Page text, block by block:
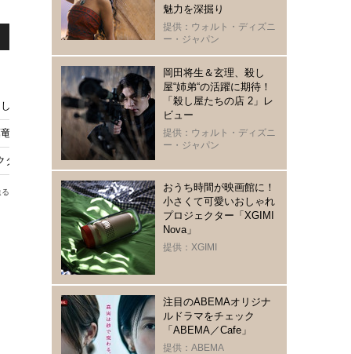
て、そして親として」
也らも「2025年 エランドール賞」
ター「勝手にベスト10」
魅力を深掘り
提供：ウォルト・ディズニ
ー・ジャパン
岡田将生＆玄理、殺し
屋“姉弟“の活躍に期待！
「殺し屋たちの店 2」レ
ビュー
提供：ウォルト・ディズニ
ー・ジャパン
おうち時間が映画館に！
小さくて可愛いおしゃれ
プロジェクター「XGIMI
Nova」
提供：XGIMI
注目のABEMAオリジナ
ルドラマをチェック
「ABEMA／Cafe」
提供：ABEMA